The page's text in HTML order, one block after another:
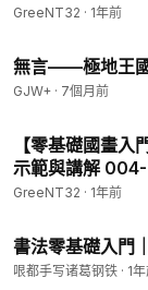
GreeNT32 · 1年前
無言——極地王
GJW+ · 7個月前
【零基礎國畫
示範與講解 004-
GreeNT32 · 1年前
書法零基礎入門
哏都手写诸葛钢铁 · 1